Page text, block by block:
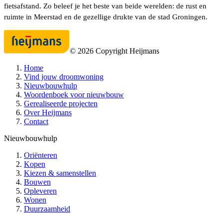
fietsafstand. Zo beleef je het beste van beide werelden: de rust en
ruimte in Meerstad en de gezellige drukte van de stad Groningen.
© 2026 Copyright Heijmans
Home
Vind jouw droomwoning
Nieuwbouwhulp
Woordenboek voor nieuwbouw
Gerealiseerde projecten
Over Heijmans
Contact
Nieuwbouwhulp
Oriënteren
Kopen
Kiezen & samenstellen
Bouwen
Opleveren
Wonen
Duurzaamheid